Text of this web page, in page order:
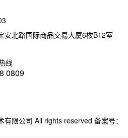
安北路国际商品交易大厦6楼B12室
线
0809
限公司 All rights reserved 备案号：